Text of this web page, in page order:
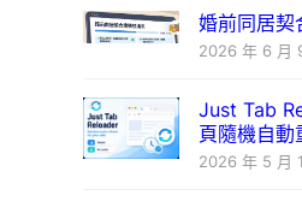
婚前同居契
2026 年 6 月
Just Tab
頁隨機自動
2026 年 5 月